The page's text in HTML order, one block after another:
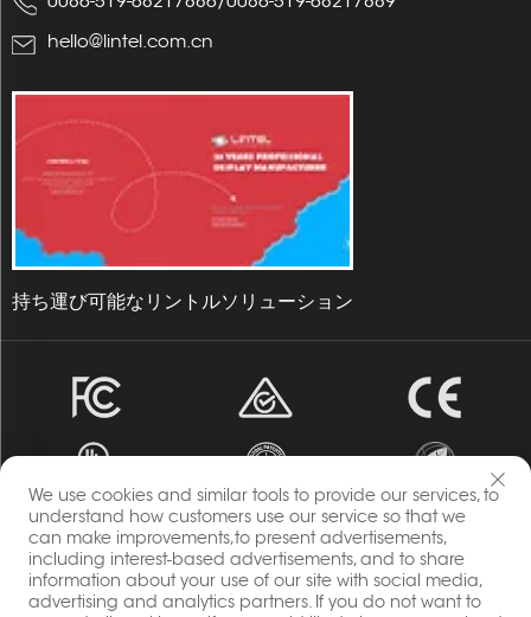
hello@lintel.com.cn
持ち運び可能なリントルソリューション
著作権 © 2023 エネルギア チャンチウ・リンテル・ディスプレ
イ株式会社 すべての権利予約。
プライバシーポリシー
We use cookies and similar tools to provide our services, to
understand how customers use our service so that we
can make improvements,to present advertisements,
including interest-based advertisements, and to share
information about your use of our site with social media,
advertising and analytics partners. If you do not want to